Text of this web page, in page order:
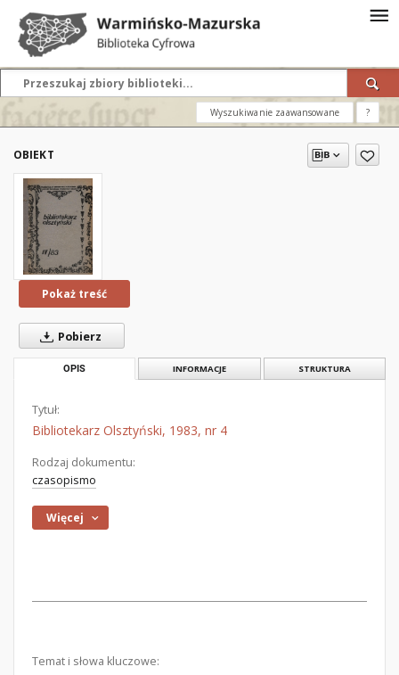
Wyszukiwanie zaawansowane ?
OBIEKT
Pokaż treść
Pobierz
OPIS INFORMACJE STRUKTURA
Tytuł:
Bibliotekarz Olsztyński, 1983, nr 4
Rodzaj dokumentu:
czasopismo
Więcej
Temat i słowa kluczowe: